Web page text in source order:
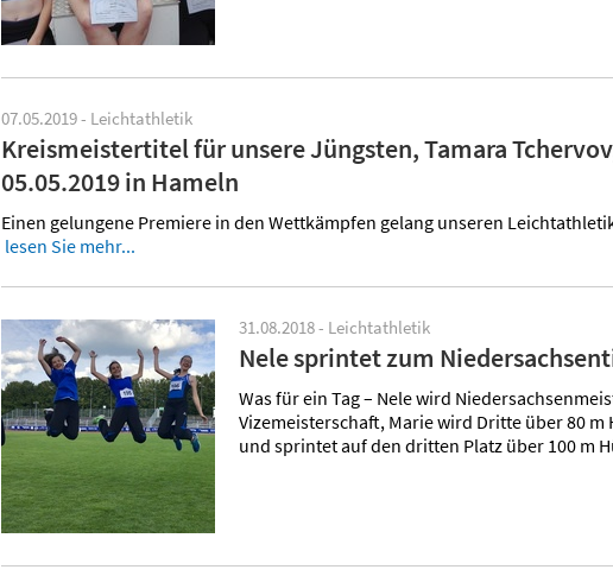
07.05.2019 - Leichtathletik
Kreismeistertitel für unsere Jüngsten, Tamara
05.05.2019 in Hameln
Einen gelungene Premiere in den Wettkämpfen gelang unseren
lesen Sie mehr...
31.08.2018 - Leichtathletik
Nele sprintet zum
Was für ein Tag – Nele wird
Vizemeisterschaft, Marie wird Dritte über 80
und sprintet auf den dritten Platz über 100 m